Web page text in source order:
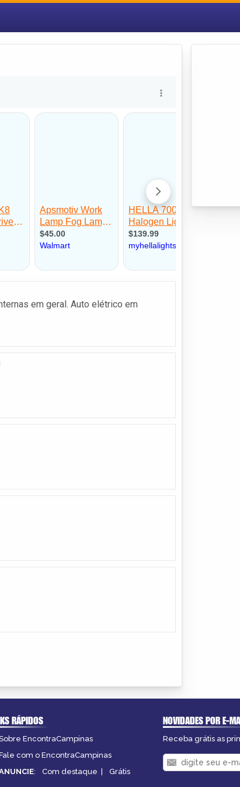
em geral. Auto elétrico em
RÁPIDOS
EncontraCampinas
com o EncontraCampinas
: Com destaque | Grátis
NOVIDADES POR E-
Receba grátis as